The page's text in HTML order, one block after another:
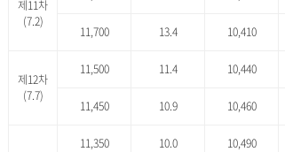
제11차
(7.2)
11,700 13.4 10,410
제12차
(7.7)
11,500 11.4 10,440
11,450 10.9 10,460
11,350 10.0 10,490